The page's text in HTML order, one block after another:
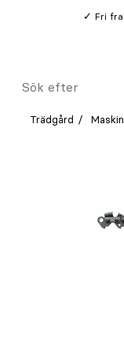
Fri
Meny
Sök
Trädgård